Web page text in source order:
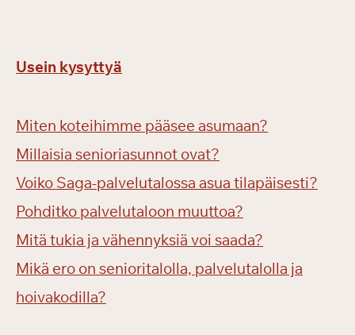
Usein kysyttyä
Miten koteihimme pääsee asumaan?
Millaisia senioriasunnot ovat?
Voiko Saga-palvelutalossa asua tilapäisesti?
Pohditko palvelutaloon muuttoa?
Mitä tukia ja vähennyksiä voi saada?
Mikä ero on senioritalolla, palvelutalolla ja
hoivakodilla?